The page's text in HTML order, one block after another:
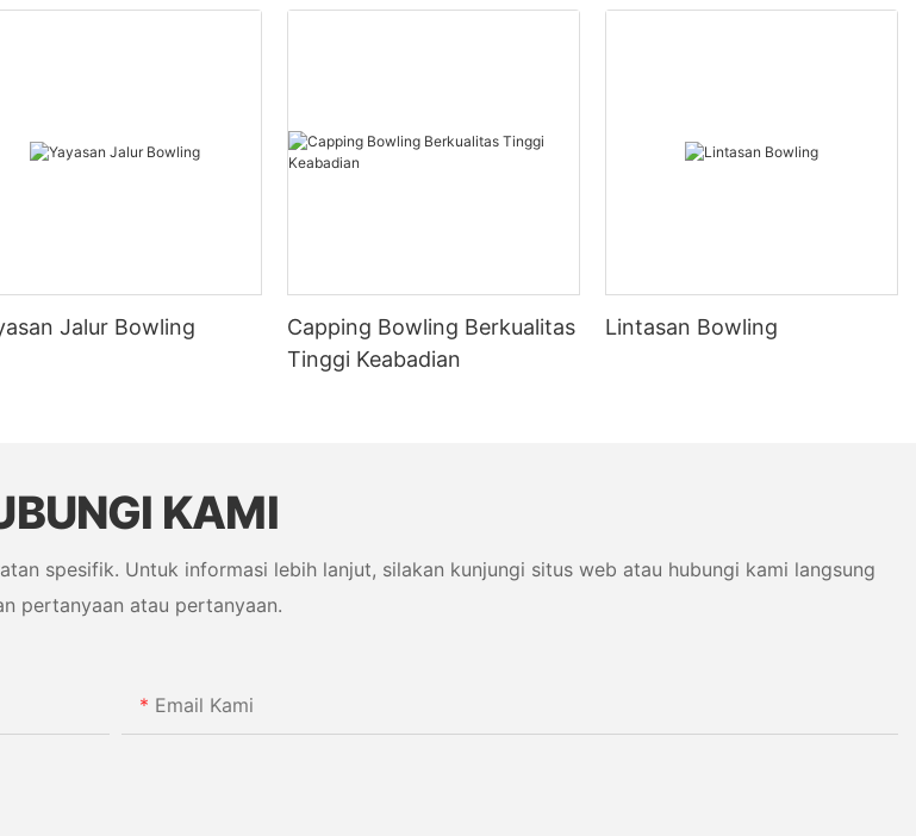
Jalur Bowling
Capping Bowling Berkualitas
Tinggi Keabadian
Lintasan Bowling
KAMI
spesifik. Untuk informasi lebih lanjut, silakan kunjungi situs web atau hubungi kami langsung
pertanyaan atau pertanyaan.
Email Kami